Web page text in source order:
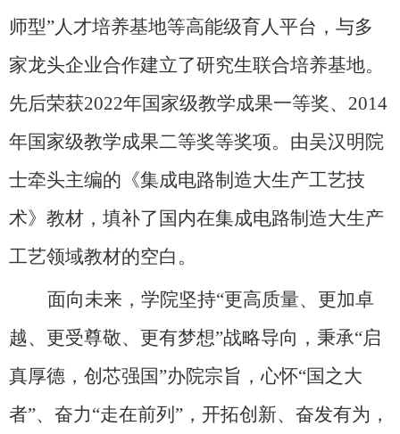
师型”人才培养基地等高能级育人平台，与多
家龙头企业合作建立了研究生联合培养基地。
先后荣获2022年国家级教学成果一等奖、 2014
年国家级教学成果二等奖等奖项。由吴汉明院
士牵头主编的《集成电路制造大生产工艺技
术》教材，填补了国内在集成电路制造大生产
工艺领域教材的空白。
面向未来，学院坚持“更高质量、更加卓
越、更受尊敬、更有梦想”战略导向，秉承“启
真厚德，创芯强国”办院宗旨，心怀“国之大
者”、奋力“走在前列”，开拓创新、奋发有为，